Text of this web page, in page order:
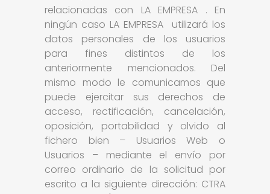
relacionadas con LA EMPRESA . En
ningún caso LA EMPRESA utilizará los
datos personales de los usuarios
para fines distintos de los
anteriormente mencionados. Del
mismo modo le comunicamos que
puede ejercitar sus derechos de
acceso, rectificación, cancelación,
oposición, portabilidad y olvido al
fichero bien – Usuarios Web o
Usuarios – mediante el envío por
correo ordinario de la solicitud por
escrito a la siguiente dirección: CTRA